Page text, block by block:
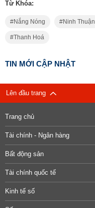
Từ Khóa:
Nắng Nóng Ninh Thuận
Thanh Hoá
TIN MỚI CẬP NHẬT
Lên đầu trang
Trang chủ
Tài chính - Ngân hàng
Bất động sản
Tài chính quốc tế
Kinh tế số